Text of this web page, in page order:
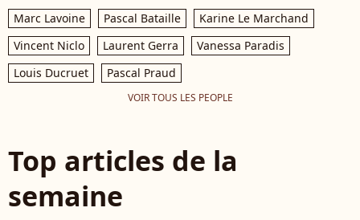
Marc Lavoine Pascal Bataille
Karine Le Marchand
Vincent Niclo
Laurent Gerra
Vanessa Paradis
Louis Ducruet
Pascal Praud
VOIR TOUS LES PEOPLE
Top articles de la
semaine